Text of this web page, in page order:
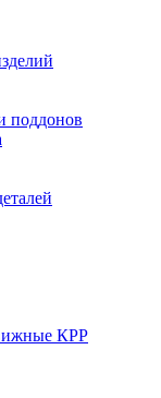
поддонов
КРР